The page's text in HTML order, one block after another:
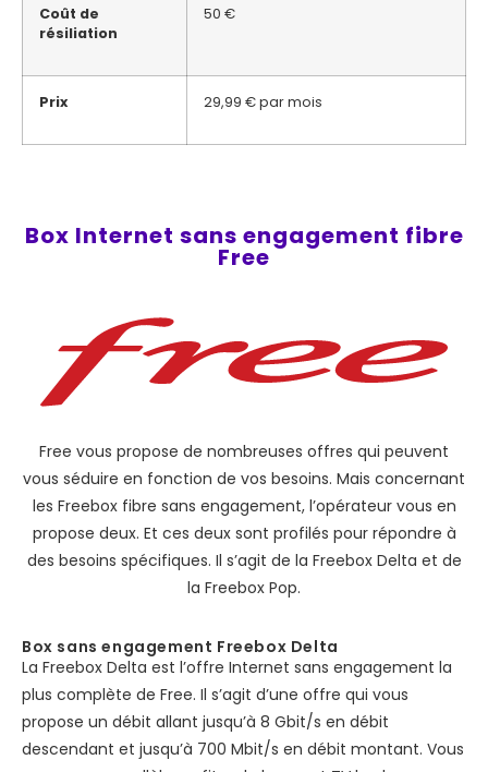
Coût de
résiliation
50 €
Prix 29,99 € par mois
Box Internet sans engagement fibre
Free
Free vous propose de nombreuses offres qui peuvent
vous séduire en fonction de vos besoins. Mais concernant
les Freebox fibre sans engagement, l’opérateur vous en
propose deux. Et ces deux sont profilés pour répondre à
des besoins spécifiques. Il s’agit de la Freebox Delta et de
la Freebox Pop.
Box sans engagement Freebox Delta
La Freebox Delta est l’offre Internet sans engagement la
plus complète de Free. Il s’agit d’une offre qui vous
propose un débit allant jusqu’à 8 Gbit/s en débit
descendant et jusqu’à 700 Mbit/s en débit montant. Vous